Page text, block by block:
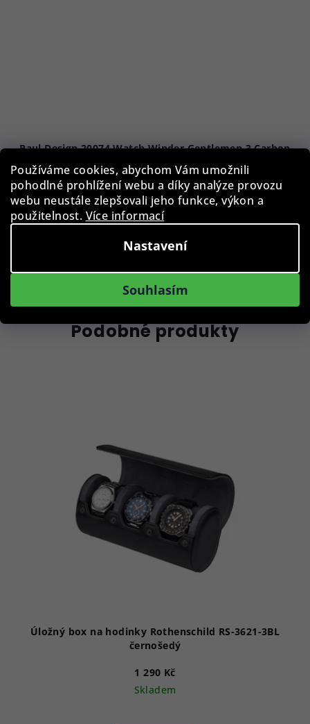
Používáme cookies, abychom Vám umožnili
pohodlné prohlížení webu a díky analýze provozu
webu neustále zlepšovali jeho funkce, výkon a
použitelnost. Více informací
Nastavení
Souhlasím
Paul Design 20074 Watch Winder Gentlemen 3 Carbon
13 890 Kč
Skladem
Podobné produkty
Úložný box na hodinky Rothenschild RS-3621-3BL
černošedý
1 290 Kč
Skladem